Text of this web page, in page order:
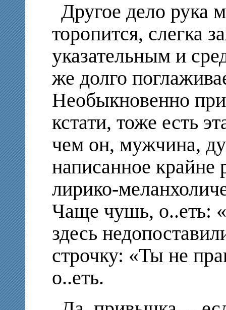
Другое дело рука
торопится, слегка
указательным и
же долго
Необыкновенно
кстати, тоже есть
чем он, мужчина,
написанное крайне
лирико-
Чаще чушь, о..еть:
здесь
строчку: «Ты не
о..еть.